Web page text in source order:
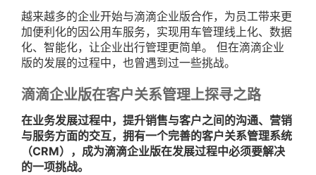
越来越多的企业开始与滴滴企业版合作，为员工带来更
加便利化的因公用车服务，实现用车管理线上化、数据
化、智能化，让企业出行管理更简单。 但在滴滴企业
版的发展的过程中，也曾遇到过一些挑战。
滴滴企业版在客户关系管理上探寻之路
在业务发展过程中，提升销售与客户之间的沟通、营销
与服务方面的交互，拥有一个完善的客户关系管理系统
（CRM），成为滴滴企业版在发展过程中必须要解决
的一项挑战。